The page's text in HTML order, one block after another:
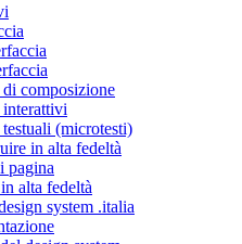
composizione
(microtesti)
in alta fedeltà
pagina
alta fedeltà
system .italia